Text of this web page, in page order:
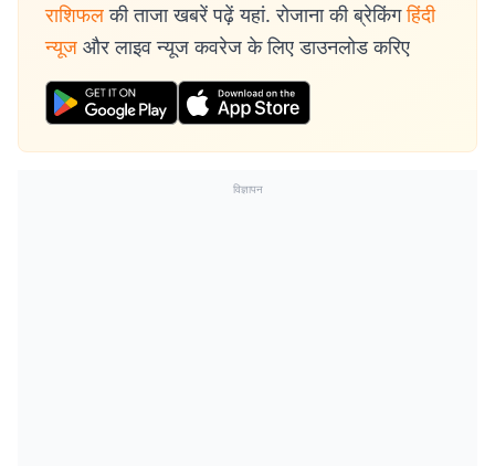
राशिफल की ताजा खबरें पढ़ें यहां. रोजाना की ब्रेकिंग हिंदी
न्यूज और लाइव न्यूज कवरेज के लिए डाउनलोड करिए
विज्ञापन